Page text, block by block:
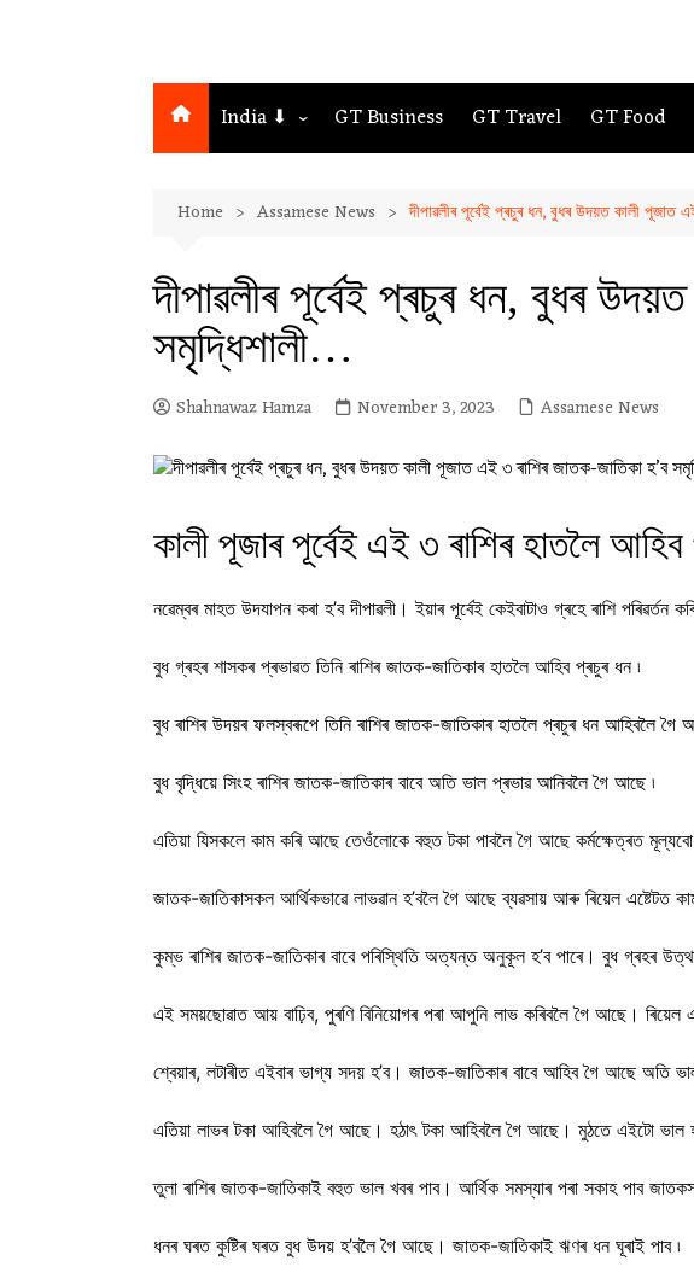
India ⬇
Guwahati
GT Business GT Travel GT Food
Home Assamese News দীপাৱলীৰ পূৰ্বেই প্ৰচুৰ ধন, বুধৰ উদয়ত কালী পূজাত
দীপাৱলীৰ পূৰ্বেই প্ৰচুৰ ধন, বুধৰ
সমৃদ্ধিশালী…
Shahnawaz Hamza November 3, 2023 Assamese News
কালী পূজাৰ পূৰ্বেই এই ৩ ৰাশিৰ হাতলৈ
নৱেম্বৰ মাহত উদযাপন কৰা হ’ব দীপাৱলী। ইয়াৰ পূৰ্বেই কেইবাটাও গ্ৰহে ৰাশি
বুধ গ্ৰহৰ শাসকৰ প্ৰভাৱত তিনি ৰাশিৰ জাতক-জাতিকাৰ হাতলৈ আহিব প্ৰচুৰ ধন ৷
বুধ ৰাশিৰ উদয়ৰ ফলস্বৰূপে তিনি ৰাশিৰ জাতক-জাতিকাৰ হাতলৈ প্ৰচুৰ ধন আহিবলৈ গৈ
বুধ বৃদ্ধিয়ে সিংহ ৰাশিৰ জাতক-জাতিকাৰ বাবে অতি ভাল প্ৰভাৱ আনিবলৈ গৈ আছে ৷
এতিয়া যিসকলে কাম কৰি আছে তেওঁলোকে বহুত টকা পাবলৈ গৈ আছে কৰ্মক্ষেত্ৰত
জাতক-জাতিকাসকল আৰ্থিকভাৱে লাভৱান হ’বলৈ গৈ আছে ব্যৱসায় আৰু ৰিয়েল এষ্টেটত
কুম্ভ ৰাশিৰ জাতক-জাতিকাৰ বাবে পৰিস্থিতি অত্যন্ত অনুকূল হ’ব পাৰে। বুধ গ্ৰহৰ
এই সময়ছোৱাত আয় বাঢ়িব, পুৰণি বিনিয়োগৰ পৰা আপুনি লাভ কৰিবলৈ গৈ আছে। ৰিয়েল
শ্বেয়াৰ, লটাৰীত এইবাৰ ভাগ্য সদয় হ’ব। জাতক-জাতিকাৰ বাবে আহিব গৈ আছে অতি
এতিয়া লাভৰ টকা আহিবলৈ গৈ আছে। হঠাৎ টকা আহিবলৈ গৈ আছে। মুঠতে এইটো ভাল
তুলা ৰাশিৰ জাতক-জাতিকাই বহুত ভাল খবৰ পাব। আৰ্থিক সমস্যাৰ পৰা সকাহ পাব
ধনৰ ঘৰত কুষ্টিৰ ঘৰত বুধ উদয় হ’বলৈ গৈ আছে। জাতক-জাতিকাই ঋণৰ ধন ঘূৰাই পাব ৷